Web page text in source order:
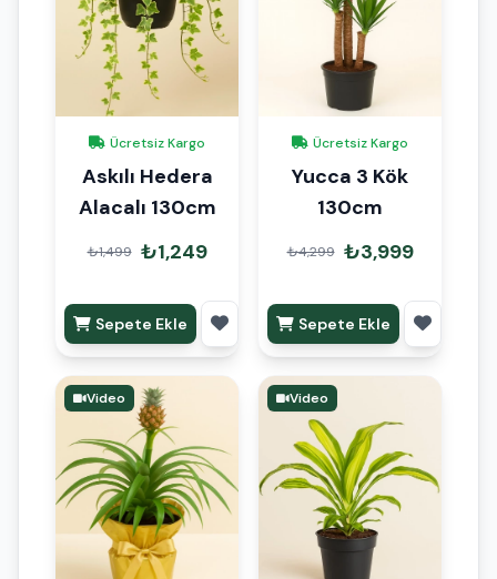
Ücretsiz Kargo
Askılı Hedera
Alacalı 130cm
₺1,499 ₺1,249
Sepete Ekle
Ücretsiz Kargo
Yucca 3 Kök
130cm
₺4,299 ₺3,999
Sepete Ekle
Video Video